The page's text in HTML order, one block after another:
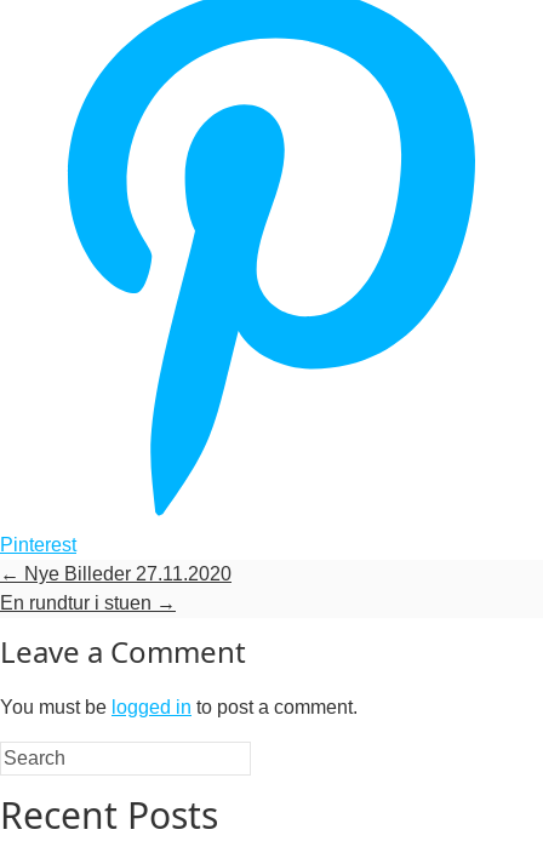
Pinterest
← Nye Billeder 27.11.2020
En rundtur i stuen →
Leave a Comment
You must be logged in to post a comment.
Recent Posts